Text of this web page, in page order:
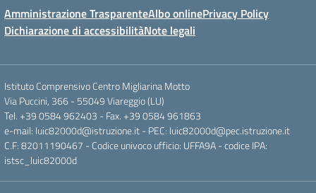
Amministrazione TrasparenteAlbo onlinePrivacy Policy
Dichiarazione di accessibilitàNote legali
Istituto Comprensivo Centro Migliarina Motto
Via Puccini, 366 - 55049 Viareggio (LU)
Tel. +39 0584 962403 - Fax. +39 0584 961863
e-mail: luic82000d@istruzione.it - PEC: luic82000d@pec.istruzione.it
C.F: 82011190467 - Codice univoco ufficio: UFFA9A - codice IPA:
istsc_luic82000d